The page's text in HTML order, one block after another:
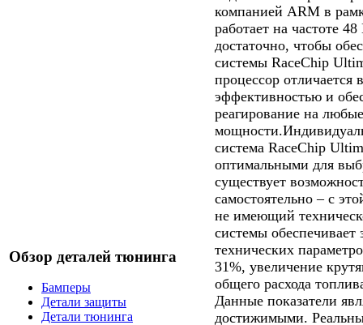
Обзор деталей тюнинга
Бамперы
Детали защиты
Детали тюнинга
компанией ARM в
работает на частоте
достаточно, чтобы
системы RaceChip
процессор
эффективностью и
реагирование на
система RaceChip
оптимальными для
существует
самостоятельно – с
не имеющий
системы обеспечивает
технических
31%, увеличение
общего расхода
Данные показатели
достижимыми.